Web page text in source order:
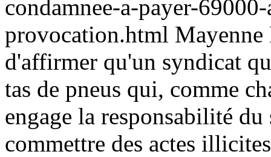
condamnee-a-payer-
provocation.html Mayenne
d'affirmer qu'un syndicat
tas de pneus qui, comme
engage la responsabilité
commettre des actes